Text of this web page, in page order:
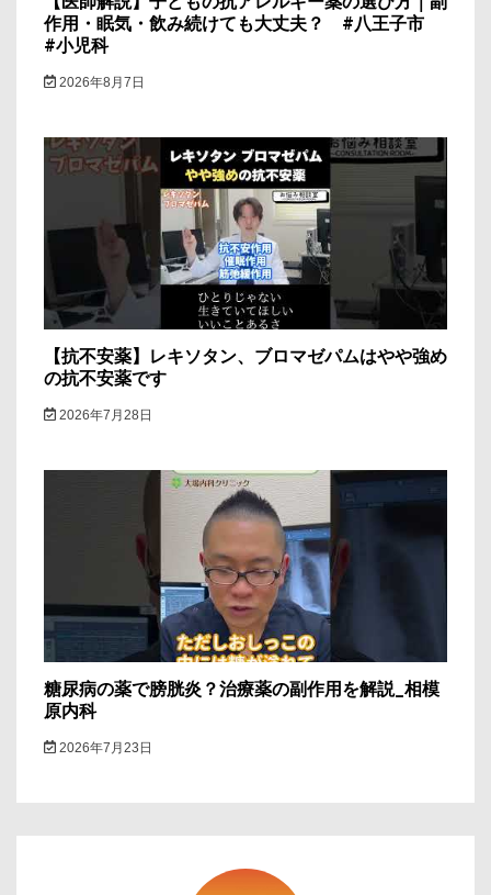
作用・眠気・飲み続けても大丈夫？ #八王子市
#小児科
2026年8月7日
【抗不安薬】レキソタン、ブロマゼパムはやや強め
の抗不安薬です
2026年7月28日
糖尿病の薬で膀胱炎？治療薬の副作用を解説_相模
原内科
2026年7月23日